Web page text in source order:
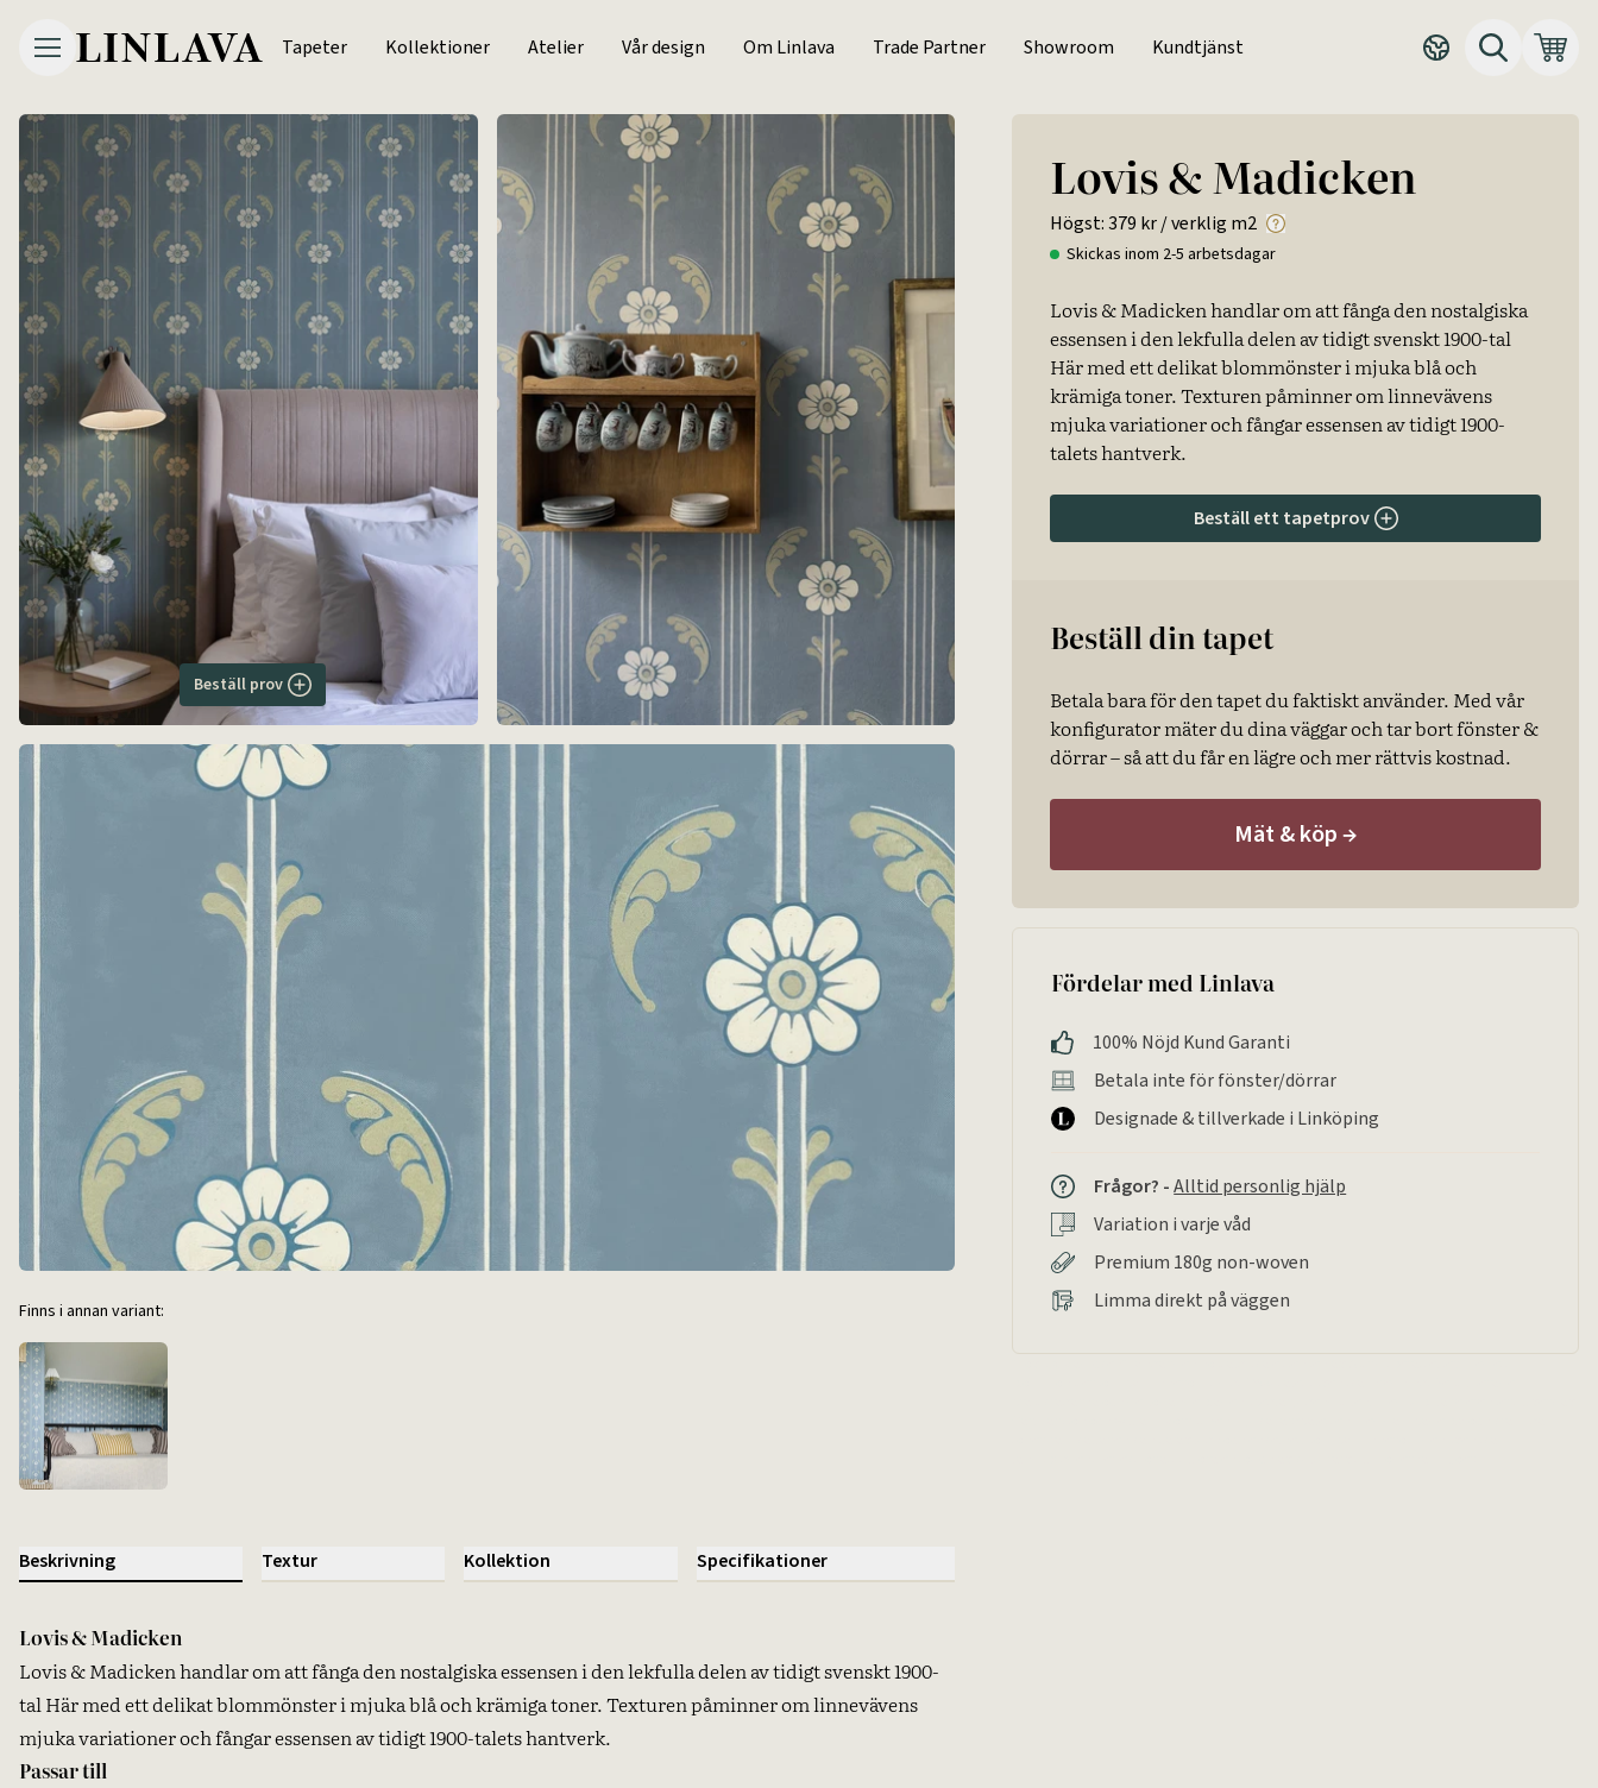
Tapeter Kollektioner Atelier Vår design Om Linlava Trade Partner Showroom Kundtjänst
Beställ prov
Finns i annan variant:
Lovis & Madicken
Högst:379 kr/ verklig m2
Skickas inom 2-5 arbetsdagar
Lovis & Madicken handlar om att fånga den nostalgiska
essensen i den lekfulla delen av tidigt svenskt 1900-tal
Här med ett delikat blommönster i mjuka blå och
krämiga toner. Texturen påminner om linnevävens
mjuka variationer och fångar essensen av tidigt 1900-
talets hantverk.
Beställ ett tapetprov
Beställ din tapet
Betala bara för den tapet du faktiskt använder. Med vår
konfigurator mäter du dina väggar och tar bort fönster &
dörrar – så att du får en lägre och mer rättvis kostnad.
Mät & köp→
Fördelar med Linlava
100% Nöjd Kund Garanti
Betala inte för fönster/dörrar
Designade & tillverkade i Linköping
Frågor? -Alltid personlig hjälp
Variation i varje våd
Premium 180g non-woven
Limma direkt på väggen
Beskrivning Textur Kollektion Specifikationer
Lovis & Madicken
Lovis & Madicken handlar om att fånga den nostalgiska essensen i den lekfulla delen av tidigt svenskt 1900-
tal Här med ett delikat blommönster i mjuka blå och krämiga toner. Texturen påminner om linnevävens
mjuka variationer och fångar essensen av tidigt 1900-talets hantverk.
Passar till